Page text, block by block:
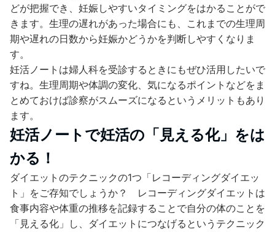
どが把握でき、妊娠しやすいタイミングをはかることがで
きます。生理の遅れがあった場合にも、これまでの生理周
期や遅れの日数から妊娠かどうかを判断しやすくなりま
す。
妊活ノートは婦人科を受診するときにもぜひ活用したいで
すね。生理周期や体調の変化、気になるポイントなどをま
とめておけば診察がスムーズになるというメリットもあり
ます。
妊活ノートで妊活の「見える化」をは
かる！
ダイエットのテクニックの1つ「レコーディングダイエッ
ト」をご存知でしょうか？ レコーディングダイエットは
食事内容や体重の推移を記録することで自分の体のことを
「見える化」し、ダイエットにつなげるというテクニック